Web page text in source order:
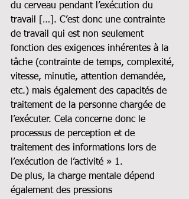
du cerveau pendant l’exécution du
travail […]. C’est donc une contrainte
de travail qui est non seulement
fonction des exigences inhérentes à la
tâche (contrainte de temps, complexité,
vitesse, minutie, attention demandée,
etc.) mais également des capacités de
traitement de la personne chargée de
l’exécuter. Cela concerne donc le
processus de perception et de
traitement des informations lors de
l’exécution de l’activité » 1.
De plus, la charge mentale dépend
également des pressions